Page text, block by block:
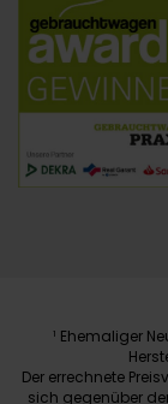
1 Ehemaliger
Der errechnete
sich gegenüber